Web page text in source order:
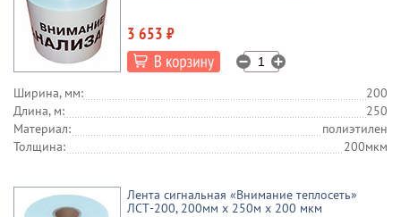
3 653 ₽
Ширина, мм:
200
Длина, м:
250
Материал:
полиэтилен
Толщина:
200мкм
Лента сигнальная «Внимание теплосеть»
ЛСТ-200, 200мм х 250м х 200 мкм